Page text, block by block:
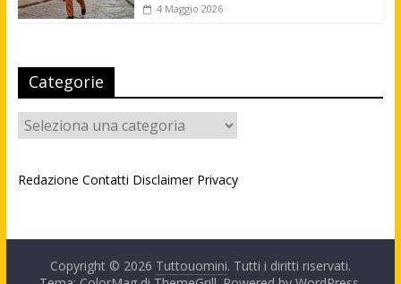
4 Maggio 2026
Categorie
Categorie
Redazione Contatti Disclaimer Privacy
Copyright © 2026 Tuttouomini. Tutti i diritti riservati.